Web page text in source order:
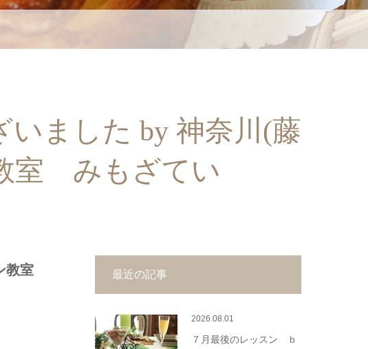
ました by 神奈川(藤
室 みもざてい
教室
最近の記事
2026.08.01
７月最後のレッスン ｂ